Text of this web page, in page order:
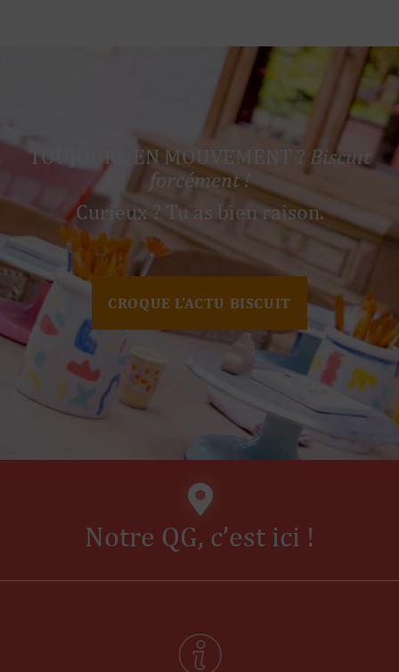
TOUJOURS EN MOUVEMENT ? Biscuit
forcément !
Curieux ? Tu as bien raison.
CROQUE L'ACTU BISCUIT
Notre QG, c’est ici !